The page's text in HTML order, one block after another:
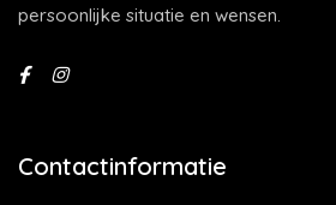
persoonlijke situatie en wensen.
Contactinformatie